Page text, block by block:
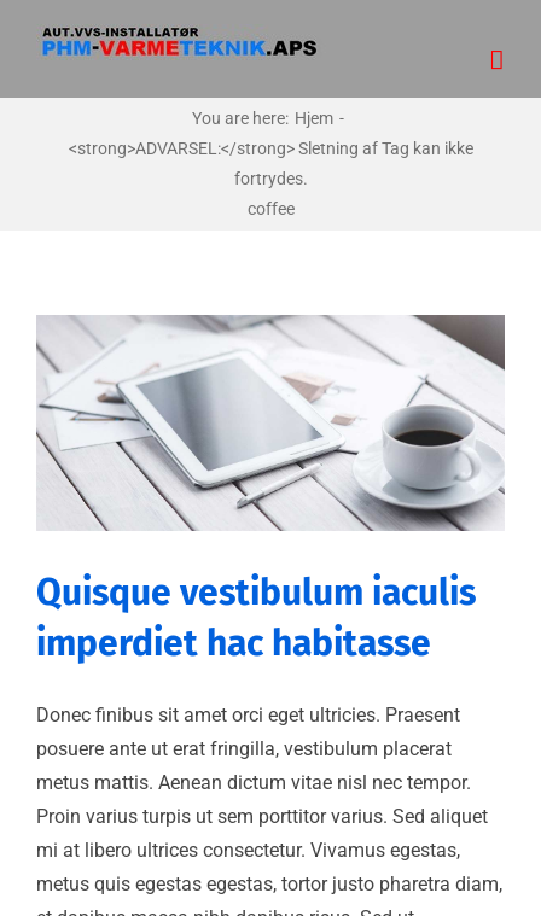
You are here: Hjem -
<strong>ADVARSEL:</strong> Sletning af Tag kan ikke
fortrydes.
coffee
Quisque vestibulum iaculis
imperdiet hac habitasse
Donec finibus sit amet orci eget ultricies. Praesent
posuere ante ut erat fringilla, vestibulum placerat
metus mattis. Aenean dictum vitae nisl nec tempor.
Proin varius turpis ut sem porttitor varius. Sed aliquet
mi at libero ultrices consectetur. Vivamus egestas,
metus quis egestas egestas, tortor justo pharetra diam,